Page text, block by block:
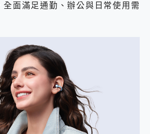
面滿足通勤、辦公與日常使用需